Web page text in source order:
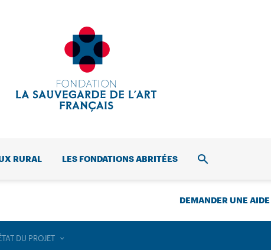
RURAL LES FONDATIONS ABRITÉES RECHERCHE
DEMANDER UNE AIDE
DU PROJET